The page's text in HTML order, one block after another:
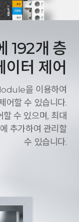
192개 층
이터 제어
을 이용하여
어할 수 있습니다.
수 있으며, 최대
추가하여 관리할
수 있습니다.